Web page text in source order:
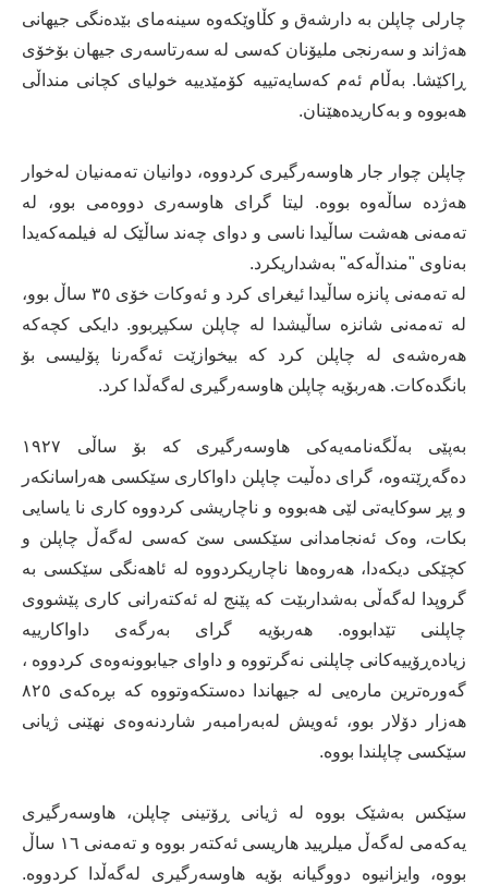
چارلی چاپلن بە دارشەق و کڵاوێکەوە سینەمای بێدەنگی جیهانی
هەژاند و سەرنجی ملیۆنان کەسی لە سەرتاسەری جیهان بۆخۆی
ڕاکێشا. بەڵام ئەم کەسایەتییە کۆمێدییە خولیای کچانی منداڵی
هەبووە و بەکاریدەهێنان.
چاپلن چوار جار هاوسەرگیری کردووە، دوانیان تەمەنیان لەخوار
هەژدە ساڵەوە بووە. لیتا گرای هاوسەری دووەمی بوو، لە
تەمەنی هەشت ساڵیدا ناسی و دوای چەند ساڵێک لە فیلمەکەیدا
بەناوی "منداڵەکە" بەشداریکرد.
لە تەمەنی پانزە ساڵیدا ئیغرای کرد و ئەوکات خۆی ٣٥ ساڵ بوو،
لە تەمەنی شانزە ساڵیشدا لە چاپلن سکپڕبوو. دایکی کچەکە
هەرەشەی لە چاپلن کرد کە بیخوازێت ئەگەرنا پۆلیسی بۆ
بانگدەکات. هەربۆیە چاپلن هاوسەرگیری لەگەڵدا کرد.
بەپێی بەڵگەنامەیەکی هاوسەرگیری کە بۆ ساڵی ١٩٢٧
دەگەڕێتەوە، گرای دەڵیت چاپلن داواکاری سێکسی هەراسانکەر
و پڕ سوکایەتی لێی هەبووە و ناچاریشی کردووە کاری نا یاسایی
بکات، وەک ئەنجامدانی سێکسی سێ کەسی لەگەڵ چاپلن و
کچێکی دیکەدا، هەروەها ناچاریکردووە لە ئاهەنگی سێکسی بە
گروپدا لەگەڵی بەشداربێت کە پێنج لە ئەکتەرانی کاری پێشووی
چاپلنی تێدابووە. هەربۆیە گرای بەرگەی داواکارییە
زیادەڕۆییەکانی چاپلنی نەگرتووە و داوای جیابوونەوەی کردووە ،
گەورەترین مارەیی لە جیهاندا دەستکەوتووە کە بڕەکەی ٨٢٥
هەزار دۆلار بوو، ئەویش لەبەرامبەر شاردنەوەی نهێنی ژیانی
سێکسی چاپلندا بووە.
سێکس بەشێک بووە لە ژیانی ڕۆتینی چاپلن، هاوسەرگیری
یەکەمی لەگەڵ میلریید هاریسی ئەکتەر بووە و تەمەنی ١٦ ساڵ
بووە، وایزانیوە دووگیانە بۆیە هاوسەرگیری لەگەڵدا کردووە.